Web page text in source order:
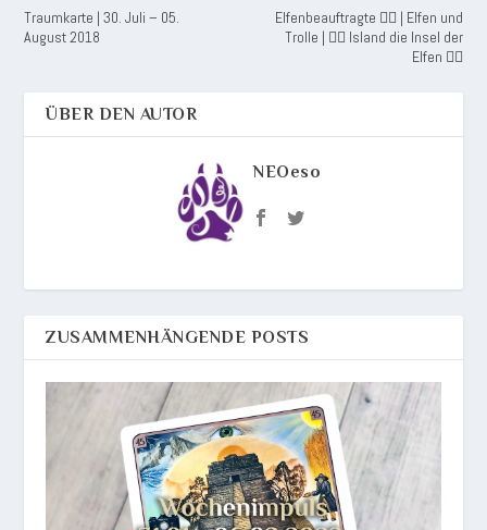
Traumkarte | 30. Juli – 05.
August 2018
Elfenbeauftragte 🧚‍♂️ | Elfen und
Trolle | 🧚‍♀️ Island die Insel der
Elfen 🧚‍♂️
ÜBER DEN AUTOR
NEOeso
ZUSAMMENHÄNGENDE POSTS